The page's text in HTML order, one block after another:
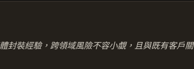
封裝經驗，跨領域風險不容小覷，且與既有客戶關